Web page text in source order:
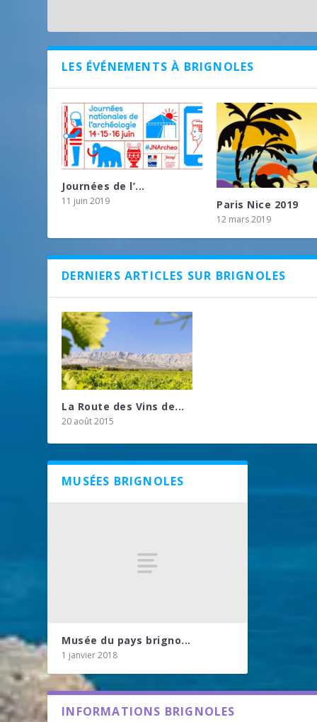
LES ÉVÉNEMENTS À BRIGNOLES
Journées de l’...
11 juin 2019 Paris Nice 2019
12 mars 2019
DERNIERS ARTICLES SUR BRIGNOLES
La Route des Vins de...
20 août 2015
MUSÉES BRIGNOLES
Musée du pays brigno...
1 janvier 2018
INFORMATIONS BRIGNOLES